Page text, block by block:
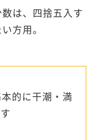
は、四捨五入す
方用。
的に干潮・満